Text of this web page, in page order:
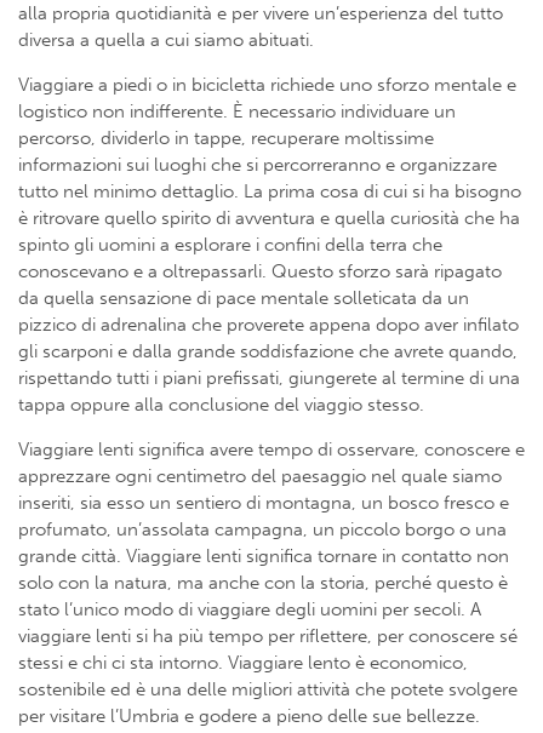
alla propria quotidianità e per vivere un’esperienza del tutto
diversa a quella a cui siamo abituati.
Viaggiare a piedi o in bicicletta richiede uno sforzo mentale e
logistico non indifferente. È necessario individuare un
percorso, dividerlo in tappe, recuperare moltissime
informazioni sui luoghi che si percorreranno e organizzare
tutto nel minimo dettaglio. La prima cosa di cui si ha bisogno
è ritrovare quello spirito di avventura e quella curiosità che ha
spinto gli uomini a esplorare i confini della terra che
conoscevano e a oltrepassarli. Questo sforzo sarà ripagato
da quella sensazione di pace mentale solleticata da un
pizzico di adrenalina che proverete appena dopo aver infilato
gli scarponi e dalla grande soddisfazione che avrete quando,
rispettando tutti i piani prefissati, giungerete al termine di una
tappa oppure alla conclusione del viaggio stesso.
Viaggiare lenti significa avere tempo di osservare, conoscere e
apprezzare ogni centimetro del paesaggio nel quale siamo
inseriti, sia esso un sentiero di montagna, un bosco fresco e
profumato, un’assolata campagna, un piccolo borgo o una
grande città. Viaggiare lenti significa tornare in contatto non
solo con la natura, ma anche con la storia, perché questo è
stato l’unico modo di viaggiare degli uomini per secoli. A
viaggiare lenti si ha più tempo per riflettere, per conoscere sé
stessi e chi ci sta intorno. Viaggiare lento è economico,
sostenibile ed è una delle migliori attività che potete svolgere
per visitare l’Umbria e godere a pieno delle sue bellezze.